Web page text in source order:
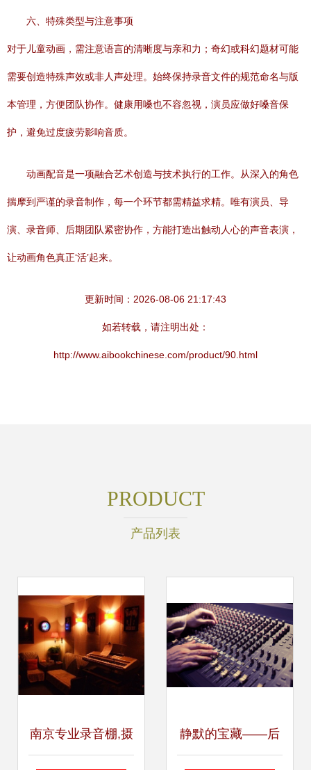
六、特殊类型与注意事项
对于儿童动画，需注意语言的清晰度与亲和力；奇幻或科幻题材可能
需要创造特殊声效或非人声处理。始终保持录音文件的规范命名与版
本管理，方便团队协作。健康用嗓也不容忽视，演员应做好嗓音保
护，避免过度疲劳影响音质。
动画配音是一项融合艺术创造与技术执行的工作。从深入的角色
揣摩到严谨的录音制作，每一个环节都需精益求精。唯有演员、导
演、录音师、后期团队紧密协作，方能打造出触动人心的声音表演，
让动画角色真正‘活’起来。
更新时间：2026-08-06 21:17:43
如若转载，请注明出处：
http://www.aibookchinese.com/product/90.html
PRODUCT
产品列表
南京专业录音棚,摄 静默的宝藏——后